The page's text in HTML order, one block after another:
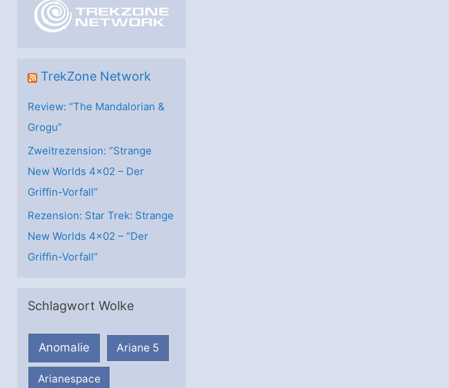
e TrekZone Network
Review: “The Mandalorian &
Grogu”
Zweitrezension: “Strange
New Worlds 4×02 – Der
Griffin-Vorfall”
Rezension: Star Trek: Strange
New Worlds 4×02 – “Der
Griffin-Vorfall”
Schlagwort Wolke
Anomalie Ariane 5
Arianespace